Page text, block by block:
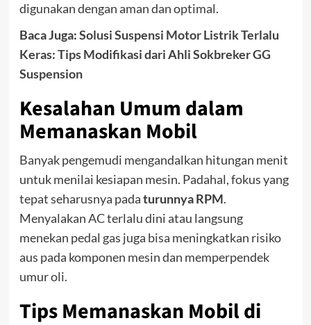
digunakan dengan aman dan optimal.
Baca Juga:Solusi Suspensi Motor Listrik Terlalu
Keras: Tips Modifikasi dari Ahli Sokbreker GG
Suspension
Kesalahan Umum dalam
Memanaskan Mobil
Banyak pengemudi mengandalkan hitungan menit
untuk menilai kesiapan mesin. Padahal, fokus yang
tepat seharusnya padaturunnya RPM.
Menyalakan AC terlalu dini atau langsung
menekan pedal gas juga bisa meningkatkan risiko
aus pada komponen mesin dan memperpendek
umur oli.
Tips Memanaskan Mobil di